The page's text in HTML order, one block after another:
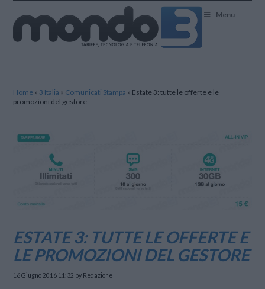
Menu
Home »3 Italia » Comunicati Stampa » Estate 3: tutte le offerte e le
promozioni del gestore
ESTATE 3: TUTTE LE OFFERTE E
LE PROMOZIONI DEL GESTORE
16 Giugno 2016 11:32 by Redazione